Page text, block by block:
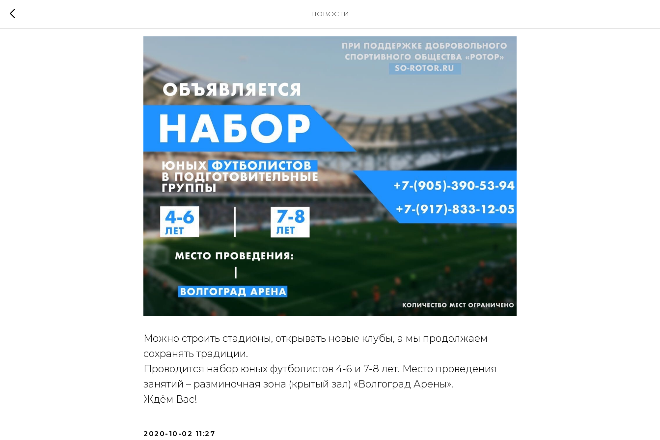
НОВОСТИ
Можно строить стадионы, открывать новые клубы, а мы продолжаем
сохранять традиции.
Проводится набор юных футболистов 4-6 и 7-8 лет. Место проведения
занятий – разминочная зона (крытый зал) «Волгоград Арены».
Ждём Вас!
2020-10-02 11:27